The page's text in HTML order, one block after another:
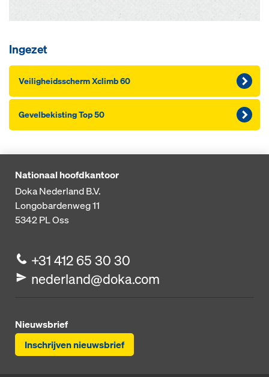
Ingezet
Vei­lig­heids­scherm Xclimb 60
Ge­vel­be­kis­ting Top 50
Nationaal hoofdkantoor
Doka Nederland B.V.
Longobardenweg 11
5342 PLOss
+31 412 65 30 30
nederland@doka.com
Nieuwsbrief
Inschrijven nieuwsbrief